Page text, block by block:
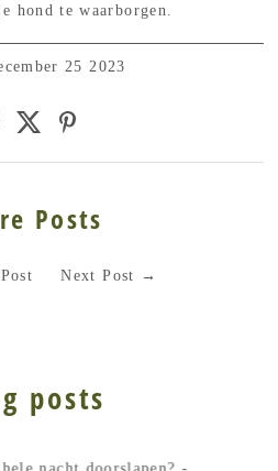
hond te waarborgen.
25 2023
Posts
Next Post →
posts